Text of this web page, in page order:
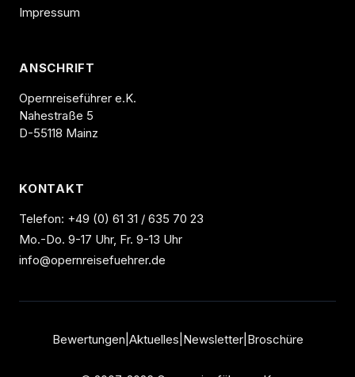
Impressum
ANSCHRIFT
Opernreiseführer e.K.
Nahestraße 5
D-55118 Mainz
KONTAKT
Telefon: +49 (0) 61 31 / 635 70 23
Mo.-Do. 9-17 Uhr, Fr. 9-13 Uhr
info@opernreisefuehrer.de
Bewertungen Aktuelles Newsletter| Broschüre